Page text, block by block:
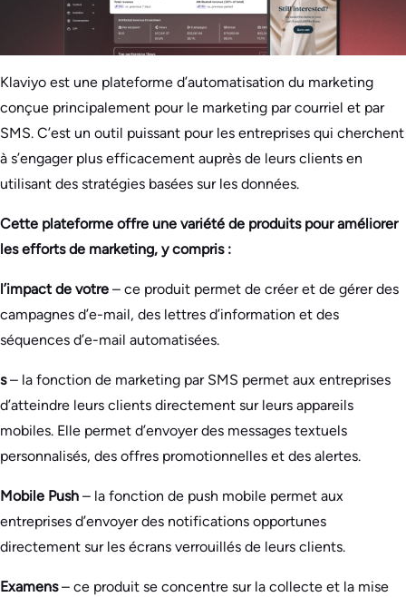
Klaviyo est une plateforme d’automatisation du marketing
conçue principalement pour le marketing par courriel et par
SMS. C’est un outil puissant pour les entreprises qui cherchent
à s’engager plus efficacement auprès de leurs clients en
utilisant des stratégies basées sur les données.
Cette plateforme offre une variété de produits pour améliorer
les efforts de marketing, y compris :
l’impact de votre – ce produit permet de créer et de gérer des
campagnes d’e-mail, des lettres d’information et des
séquences d’e-mail automatisées.
s– la fonction de marketing par SMS permet aux entreprises
d’atteindre leurs clients directement sur leurs appareils
mobiles. Elle permet d’envoyer des messages textuels
personnalisés, des offres promotionnelles et des alertes.
Mobile Push – la fonction de push mobile permet aux
entreprises d’envoyer des notifications opportunes
directement sur les écrans verrouillés de leurs clients.
Examens– ce produit se concentre sur la collecte et la mise